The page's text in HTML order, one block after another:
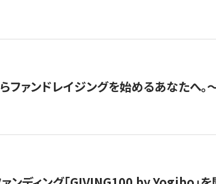
らファンドレイジングを始めるあなたへ。